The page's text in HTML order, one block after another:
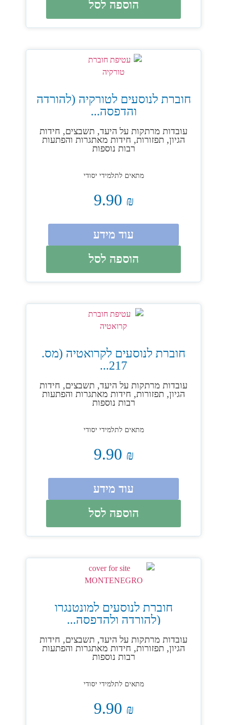
הוספה לסל
חוברת לנוסעים לטורקיה (להורדה
והדפסה...
עובדות מרתקות על היעד, תשבצים, חידות
הגיון, תפזורות, חידות מאתגרות והפתעות
רבות נוספות
מתאים לתלמידי יסודי
₪
עוד מידע
הוספה לסל
חוברת לנוסעים לקרואטיה (מס.
217...
עובדות מרתקות על היעד, תשבצים, חידות
הגיון, תפזורות, חידות מאתגרות והפתעות
רבות נוספות
מתאים לתלמידי יסודי
₪
עוד מידע
הוספה לסל
חוברת לנוסעים למונטנגרו
(להורדה ולהדפסה...
עובדות מרתקות על היעד, תשבצים, חידות
הגיון, תפזורות, חידות מאתגרות והפתעות
רבות נוספות
מתאים לתלמידי יסודי
₪